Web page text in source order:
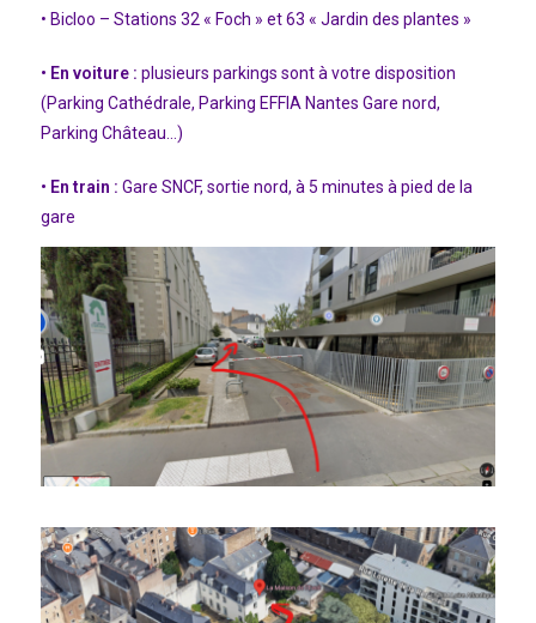
• Bicloo – Stations 32 « Foch » et 63 « Jardin des plantes »
• En voiture : plusieurs parkings sont à votre disposition
(Parking Cathédrale, Parking EFFIA Nantes Gare nord,
Parking Château…)
• En train : Gare SNCF, sortie nord, à 5 minutes à pied de la
gare